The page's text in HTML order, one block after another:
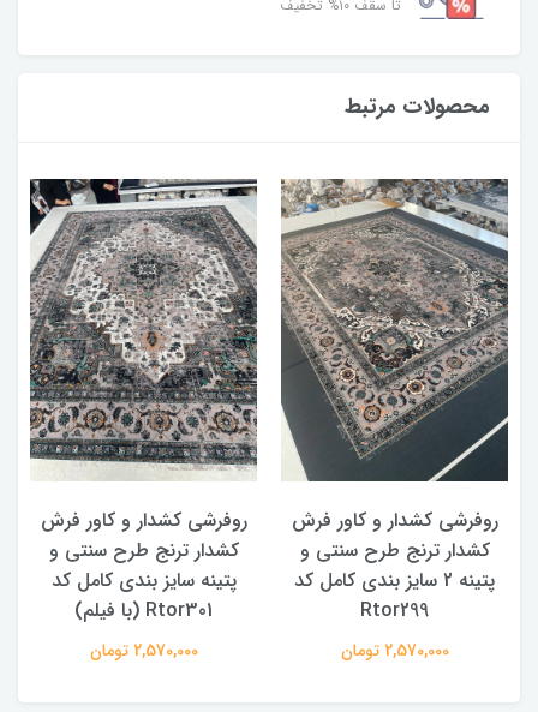
تا سقف ۱۰% تخفیف
محصولات مرتبط
روفرشی کشدار و کاور فرش
کشدار ترنج طرح سنتی و
پتینه 2 سایز بندی کامل کد
Rtor299
2,570,000 تومان
روفرشی کشدار و کاور فرش
کشدار ترنج طرح سنتی و
پتینه سایز بندی کامل کد
Rtor301 (با فیلم)
2,570,000 تومان